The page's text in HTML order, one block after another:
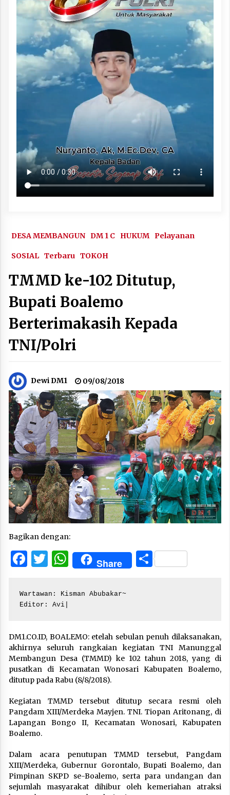
DESA MEMBANGUN DM 1 C HUKUM Pelayanan
SOSIAL Terbaru TOKOH
TMMD ke-102 Ditutup,
Bupati Boalemo
Berterimakasih Kepada
TNI/Polri
Dewi DM1 09/08/2018
Bagikan dengan:
Facebook
Twitter
WhatsApp
Share Share
Wartawan: Kisman Abubakar~
Editor: Avi|
DM1.CO.ID, BOALEMO: etelah sebulan penuh dilaksanakan,
akhirnya seluruh rangkaian kegiatan TNI Manunggal
Membangun Desa (TMMD) ke 102 tahun 2018, yang di
pusatkan di Kecamatan Wonosari Kabupaten Boalemo,
ditutup pada Rabu (8/8/2018).
Kegiatan TMMD tersebut ditutup secara resmi oleh
Pangdam XIII/Merdeka Mayjen. TNI. Tiopan Aritonang, di
Lapangan Bongo II, Kecamatan Wonosari, Kabupaten
Boalemo.
Dalam acara penutupan TMMD tersebut, Pangdam
XIII/Merdeka, Gubernur Gorontalo, Bupati Boalemo, dan
Pimpinan SKPD se-Boalemo, serta para undangan dan
sejumlah masyarakat dihibur oleh kemeriahan atraksi